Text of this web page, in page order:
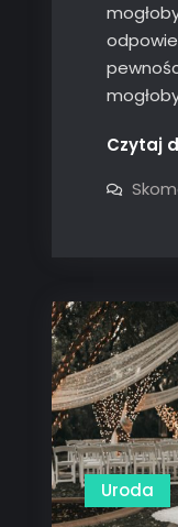
Czytaj
Uroda